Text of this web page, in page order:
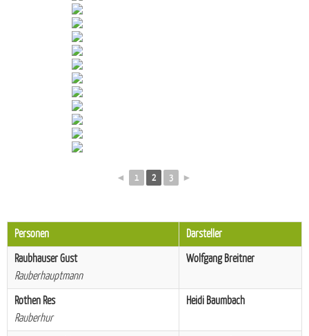
◄ 1 2 3 ►
Personen
Darsteller
Raubhauser Gust
Rauberhauptmann
Wolfgang Breitner
Rothen Res
Rauberhur
Heidi Baumbach